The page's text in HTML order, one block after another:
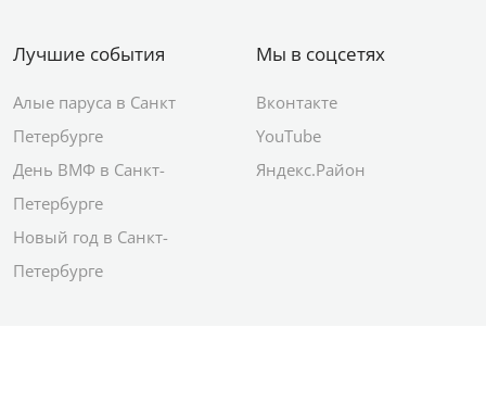
Лучшие события
Алые паруса в Санкт
Петербурге
День ВМФ в Санкт-
Петербурге
Новый год в Санкт-
Петербурге
Мы в соцсетях
Вконтакте
YouTube
Яндекс.Район